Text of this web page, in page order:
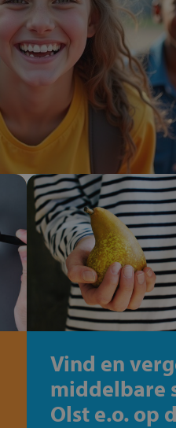
Vind en
middelbare
Olst e.o. op